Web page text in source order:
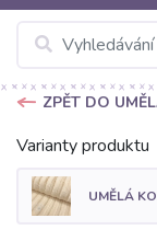
ZPĚT DO
Varianty produktu
UMĚLÁ